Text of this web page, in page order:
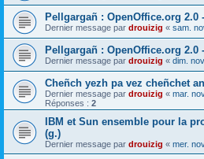
Pellgargañ : OpenOffice.org 2.0
Dernier message par drouizig « sam.
Pellgargañ : OpenOffice.org 2.0
Dernier message par drouizig « dim.
Cheñch yezh pa vez cheñchet
Dernier message par drouizig « mar.
Réponses : 2
IBM et Sun ensemble pour la
(g.)
Dernier message par drouizig « mer.